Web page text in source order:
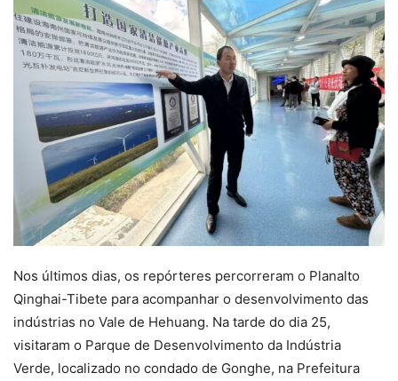
Nos últimos dias, os repórteres percorreram o Planalto
Qinghai-Tibete para acompanhar o desenvolvimento das
indústrias no Vale de Hehuang. Na tarde do dia 25,
visitaram o Parque de Desenvolvimento da Indústria
Verde, localizado no condado de Gonghe, na Prefeitura